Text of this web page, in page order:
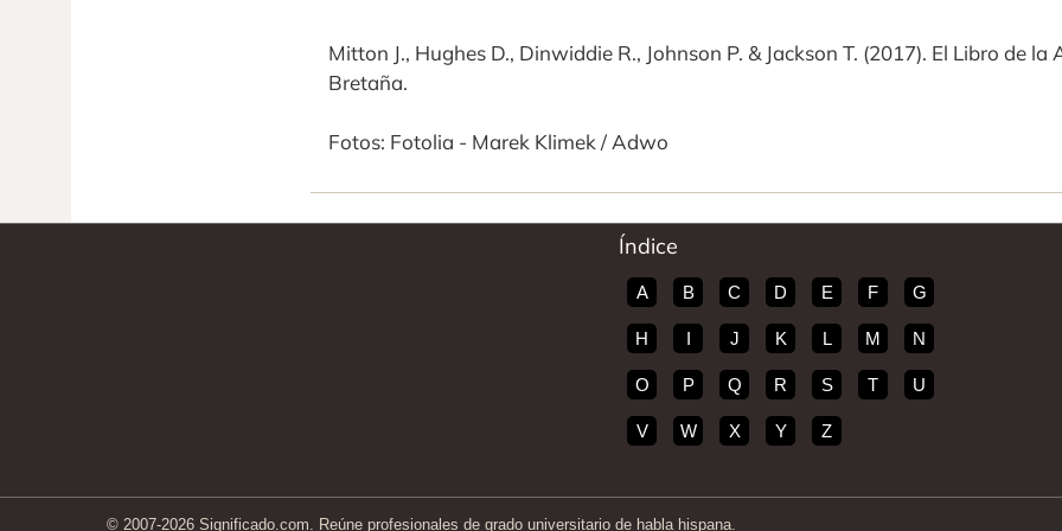
Mitton J., Hughes D., Dinwiddie R., Johnson P. & Jackson T. (2017). El Libro de la
Bretaña.
Fotos: Fotolia - Marek Klimek / Adwo
Índice
A B C D E F G
H I J K L M N
O P Q R S T U
V W X Y Z
© 2007-2026 Significado.com. Reúne profesionales de grado universitario de habla hispana.